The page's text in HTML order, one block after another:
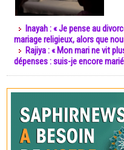
Inayah : « Je pense au
mariage religieux, alors que
Rajiya : « Mon mari ne vit
dépenses : suis-je encore